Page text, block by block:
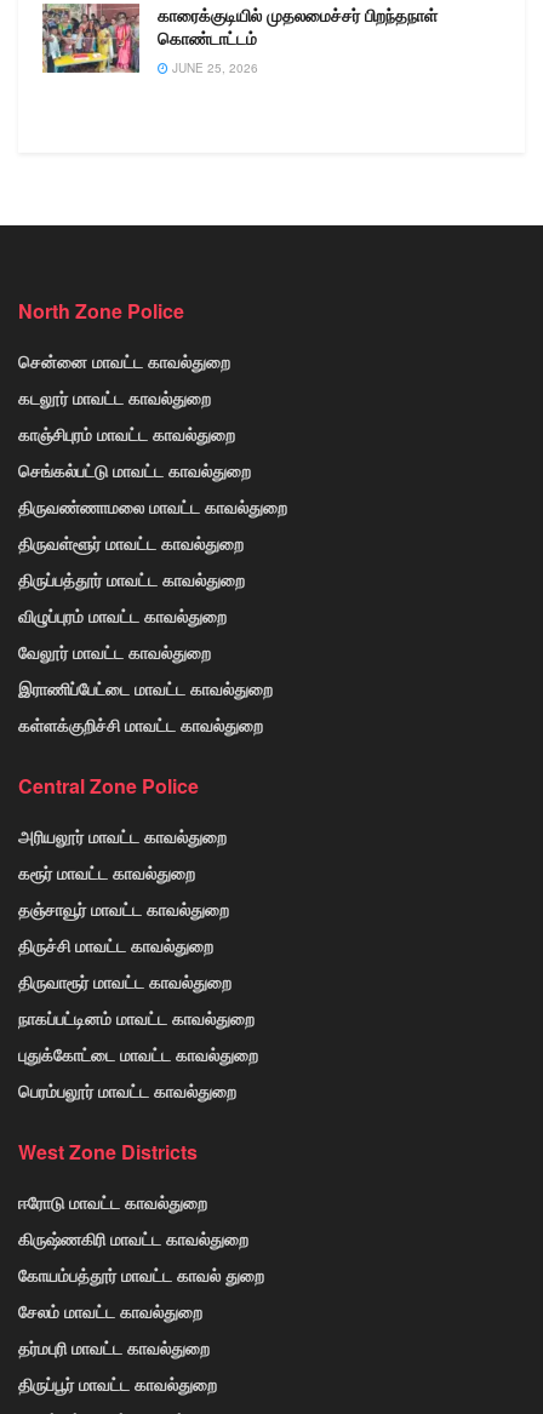
காரைக்குடியில் முதலமைச்சர் பிறந்தநாள்
கொண்டாட்டம்
JUNE 25, 2026
North Zone Police
சென்னை மாவட்ட காவல்துறை
கடலூர் மாவட்ட காவல்துறை
காஞ்சிபுரம் மாவட்ட காவல்துறை
செங்கல்பட்டு மாவட்ட காவல்துறை
திருவண்ணாமலை மாவட்ட காவல்துறை
திருவள்ளூர் மாவட்ட காவல்துறை
திருப்பத்தூர் மாவட்ட காவல்துறை
விழுப்புரம் மாவட்ட காவல்துறை
வேலூர் மாவட்ட காவல்துறை
இராணிப்பேட்டை மாவட்ட காவல்துறை
கள்ளக்குறிச்சி மாவட்ட காவல்துறை
Central Zone Police
அரியலூர் மாவட்ட காவல்துறை
கரூர் மாவட்ட காவல்துறை
தஞ்சாவூர் மாவட்ட காவல்துறை
திருச்சி மாவட்ட காவல்துறை
திருவாரூர் மாவட்ட காவல்துறை
நாகப்பட்டினம் மாவட்ட காவல்துறை
புதுக்கோட்டை மாவட்ட காவல்துறை
பெரம்பலூர் மாவட்ட காவல்துறை
West Zone Districts
ஈரோடு மாவட்ட காவல்துறை
கிருஷ்ணகிரி மாவட்ட காவல்துறை
கோயம்பத்தூர் மாவட்ட காவல் துறை
சேலம் மாவட்ட காவல்துறை
தர்மபுரி மாவட்ட காவல்துறை
திருப்பூர் மாவட்ட காவல்துறை